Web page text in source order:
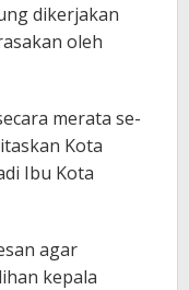
dikerjakan
oleh
merata se-
Kota
Ibu Kota
agar
kepala